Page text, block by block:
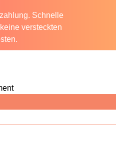
Schnelle
versteckten